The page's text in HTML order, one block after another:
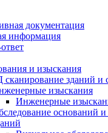
документация
информация
и изыскания
сканирование зданий и
изыскания
Инженерные
оснований